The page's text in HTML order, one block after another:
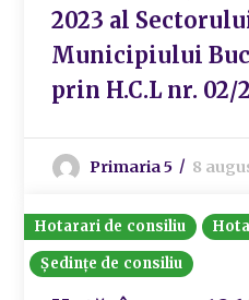
2023 al
Municipiului
prin H.C.L nr. 02/
Primaria 5 8
Hotarari de consiliu
Ședințe de consiliu